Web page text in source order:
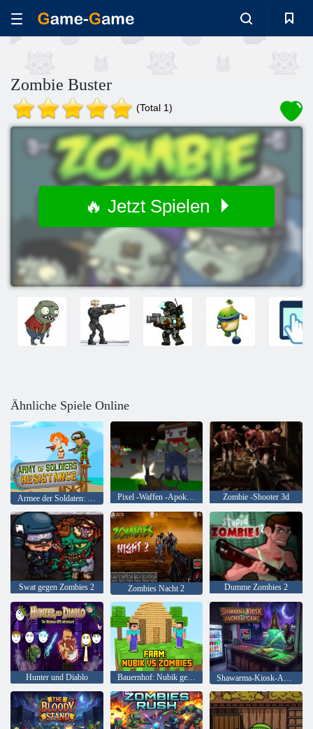
Zombie Buster
(Total 1)
🔥 Jetzt Spielen
Ähnliche Spiele Online
Armee der Soldaten: Widerstand Pixel -Waffen -Apokalypse 6 Zombie -Shooter 3d
Swat gegen Zombies 2 Zombies Nacht 2 Dumme Zombies 2
Hunter und Diablo Bauernhof: Nubik gegen Zombies Shawarma-Kiosk-Anomalie-Spiel